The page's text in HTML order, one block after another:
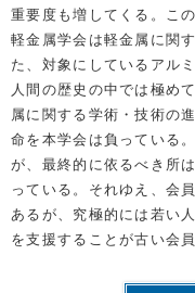
重要度も増してくる。こ
軽金属学会は軽金属に関
た、対象にしているアル
人間の歴史の中では極め
属に関する学術・技術の
命を本学会は負っている
が、最終的に依るべき所
っている。それゆえ、会
あるが、究極的には若い
を支援することが古い会